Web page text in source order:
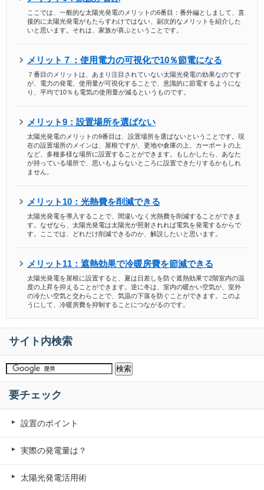
ここでは、一般的な太陽光発電のメリットの6番目：番外編としまして、直
接的に太陽光発電がもたらすわけではない、副次的なメリットを紹介した
いと思います。それは、家族が喜ぶということです。
メリット７：使用電力の可視化で10％節電になる
７番目のメリットは、あまり注目されていない太陽光発電の効果なのです
が、電力の発電、使用量が可視化することで、意識的に節電するようにな
り、平均で10％も電気の使用量が減るというものです。
メリット9：設置場所を選ばない
太陽光発電のメリットの9番目は、設置場所を選ばないということです。現
在の設置場所のメインは、屋根ですが、更地や倉庫の上、カーポートの上
など、多種多様な場所に設置することができます。もしかしたら、あなた
が持っている場所で、思いもよらないところに設置できたりするかもしれ
ません。
メリット10：光熱費を削減できる
太陽光発電を導入することで、間違いなく光熱費を削減することができま
す。なぜなら、太陽光発電は太陽光が照射されれば電気を発電するからで
す。ここでは、どれだけ削減できるのか、解説したいと思います。
メリット11：遮熱効果で冷暖房費を節減できる
太陽光発電を屋根に設置すると、夏は日差しを防ぐ遮熱効果で2階室内の温
度の上昇を抑えることができます。逆に冬は、室内の暖かい空気が、室外
の冷たい空気と交わらことで、気温の下落を防ぐことができます。このよ
うにして、冷暖房費を抑制することにつながるのです。
サイト内検索
要チェック
設置のポイント
実際の発電量は？
太陽光発電活用術